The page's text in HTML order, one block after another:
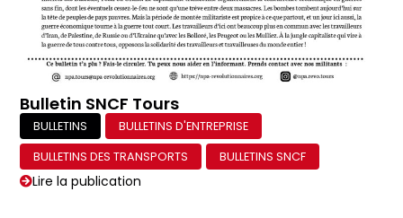
Bulletin SNCF Tours
BULLETINS
BULLETINS D'ENTREPRISE
BULLETINS DES TRANSPORTS
BULLETINS SNCF
Lire la publication